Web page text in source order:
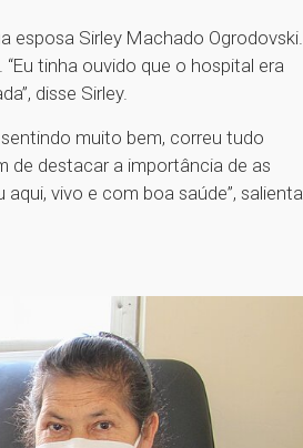
esposa Sirley Machado Ogrodovski.
tinha ouvido que o hospital era
disse Sirley.
muito bem, correu tudo
de destacar a importância de as
vivo e com boa saúde”, salienta